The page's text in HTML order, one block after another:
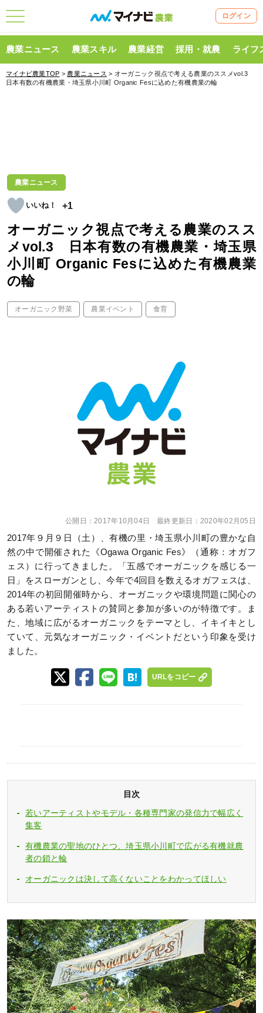
ログイン
農業ニュース 農業スキル 農業経営 採用・就農 ライフ
マイナビ農業TOP > 農業ニュース > オーガニック視点で考える農業のススメvol.3
日本有数の有機農業・埼玉県小川町 Organic Fesに込めた有機農業の輪
農業ニュース
+1
オーガニック視点で考える農業のスス
メvol.3 日本有数の有機農業・埼玉県
小川町 Organic Fesに込めた有機農業
の輪
オーガニック野菜 農業イベント 食育
公開日：2017年10月04日 最終更新日： 2020年02月05日
2017年９月９日（土）、有機の里・埼玉県小川町の豊かな自
然の中で開催された《Ogawa Organic Fes》（通称：オガフ
ェス）に行ってきました。「五感でオーガニックを感じる一
日」をスローガンとし、今年で4回目を数えるオガフェスは、
2014年の初回開催時から、オーガニックや環境問題に関心の
ある若いアーティストの賛同と参加が多いのが特徴です。ま
た、地域に広がるオーガニックをテーマとし、イキイキとし
ていて、元気なオーガニック・イベントだという印象を受け
ました。
URLをコピー
目次
若いアーティストやモデル・各種専門家の発信力で幅広く
集客
有機農業の聖地のひとつ、埼玉県小川町で広がる有機就農
者の鎖と輪
オーガニックは決して高くないことをわかってほしい